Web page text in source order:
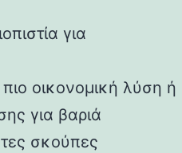
για
οικονομική λύση ή
για βαριά
σκούπες